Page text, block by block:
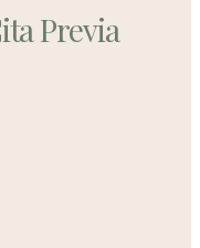
Previa